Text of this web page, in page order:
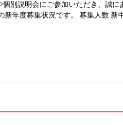
別説明会にご参加いただき、誠に
新年度募集状況です。 募集人数 新